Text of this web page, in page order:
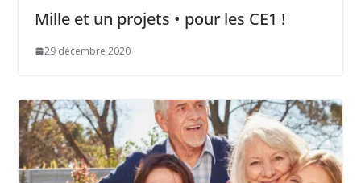
Mille et un projets • pour les CE1 !
29 décembre 2020